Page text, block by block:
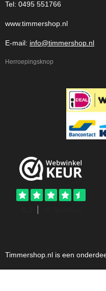
Tel: 0495 551766
www.timmershop.nl
E-mail: info@timmershop.nl
Herroepingsknop
Timmershop.nl is een